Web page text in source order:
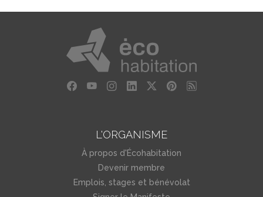
L'ORGANISME
À propos d'Écohabitation
Devenir membre
Emplois, stages et bénévolat